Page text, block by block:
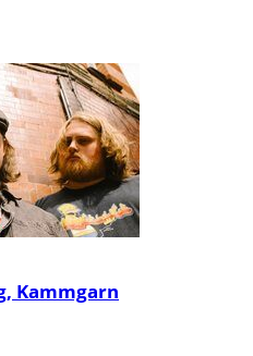
Kammgarn